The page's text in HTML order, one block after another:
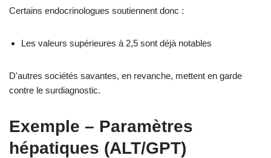
Certains endocrinologues soutiennent donc :
Les valeurs supérieures à 2,5 sont déjà notables
D'autres sociétés savantes, en revanche, mettent en garde
contre le surdiagnostic.
Exemple – Paramètres
hépatiques (ALT/GPT)